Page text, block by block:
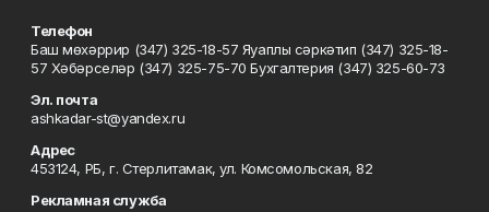
Телефон
Баш мөхәррир (347) 325-18-57 Яуаплы сәркәтип (347) 325-18-
57 Хәбәрселәр (347) 325-75-70 Бухгалтерия (347) 325-60-73
Эл. почта
ashkadar-st@yandex.ru
Адрес
453124, РБ, г. Стерлитамак, ул. Комсомольская, 82
Рекламная служба